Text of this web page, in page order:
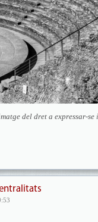
del dret a expressar-se